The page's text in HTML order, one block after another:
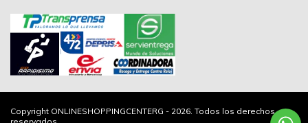
Copyright ONLINESHOPPINGCENTERG - 2026. Todos los derechos